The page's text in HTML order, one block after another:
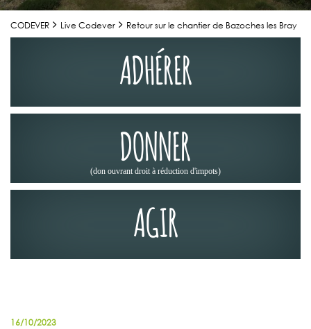
CODEVER Live Codever Retour sur le chantier de Bazoches les Bray
ADHÉRER
DONNER
(don ouvrant droit à réduction d'impots)
AGIR
16/10/2023